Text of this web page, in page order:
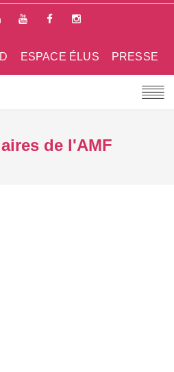
PRESSE
ESPACE ÉLUS
de l'AMF